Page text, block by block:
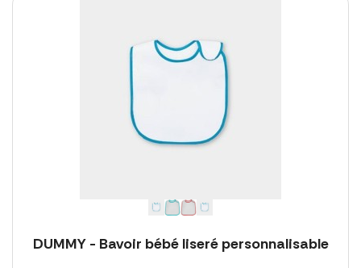
DUMMY - Bavoir bébé liseré personnalisable